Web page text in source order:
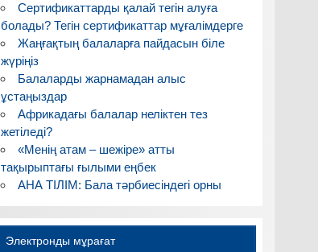
Сертификаттарды қалай тегін алуға
болады? Тегін сертификаттар мұғалімдерге
Жаңғақтың балаларға пайдасын біле
жүріңіз
Балаларды жарнамадан алыс
ұстаңыздар
Африкадағы балалар неліктен тез
жетіледі?
«Менің атам – шежіре» атты
тақырыптағы ғылыми еңбек
АНА ТІЛІМ: Бала тәрбиесіндегі орны
Электронды мұрағат